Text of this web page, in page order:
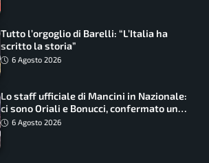
Tutto l’orgoglio di Barelli: “L’Italia ha
scritto la storia”
6 Agosto 2026
Lo staff ufficiale di Mancini in Nazionale:
ci sono Oriali e Bonucci, confermato un
ritorno
6 Agosto 2026